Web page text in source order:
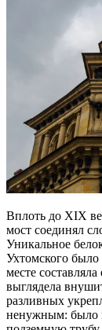
Вплоть до XIX
мост соединял
Уникальное
Ухтомского
месте
выглядела
разливных
ненужным: было